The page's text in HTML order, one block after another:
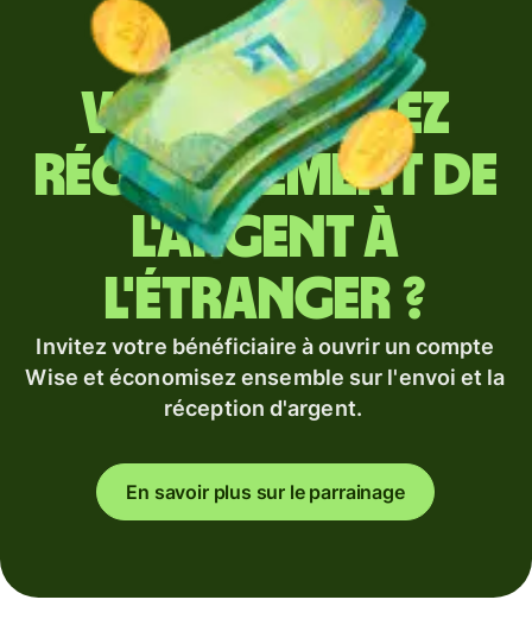
Vous envoyez
régulièrement de
l'argent à
l'étranger ?
Invitez votre bénéficiaire à ouvrir un compte
Wise et économisez ensemble sur l'envoi et la
réception d'argent.
En savoir plus sur le parrainage